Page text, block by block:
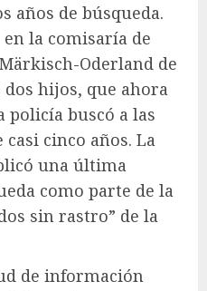
años de búsqueda.
la comisaría de
Oderland de
hijos, que ahora
policía buscó a las
cinco años. La
una última
como parte de la
sin rastro” de la
de información